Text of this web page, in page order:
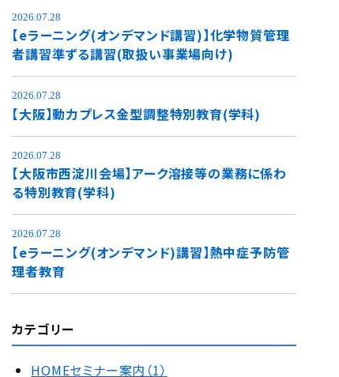
2026.07.28
【eラーニング(オンデマンド講習)】化学物質管理
者講習準ずる講習(取扱い事業場向け)
2026.07.28
【大阪】動力プレス金型調整特別教育(学科)
2026.07.28
【大阪市西淀川会場】アーク溶接等の業務に係わ
る特別教育(学科)
2026.07.28
【eラーニング(オンデマンド)講習】熱中症予防管
理者教育
カテゴリー
HOMEセミナー案内（1）